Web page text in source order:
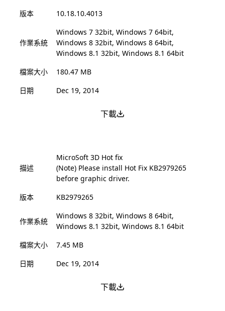
版本
10.18.10.4013
作業系統
Windows 7 32bit, Windows 7 64bit,
Windows 8 32bit, Windows 8 64bit,
Windows 8.1 32bit, Windows 8.1 64bit
檔案大小
180.47 MB
日期
Dec 19, 2014
下載
描述
MicroSoft 3D Hot fix
(Note) Please install Hot Fix KB2979265
before graphic driver.
版本
KB2979265
作業系統
Windows 8 32bit, Windows 8 64bit,
Windows 8.1 32bit, Windows 8.1 64bit
檔案大小
7.45 MB
日期
Dec 19, 2014
下載